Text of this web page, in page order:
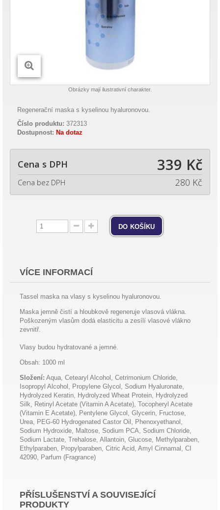
Obrázky mají ilustrativní charakter.
Regenerační maska s kyselinou hyaluronovou.
Číslo produktu: 372313
Dostupnost: Na dotaz
Cena s DPH 339 Kč
Cena bez DPH 280 Kč
do košíku
VÍCE INFORMACÍ
Tassel maska na vlasy s kyselinou hyaluronovou.
Maska jemně čistí a hloubkově regeneruje vlasová vlákna.
Poškozeným vlasům dodá elasticitu a zesílí vlasové vlákno
zevnitř.
Vlasy budou hydratované a jemné.
Obsah: 1000 ml
Složení: Aqua, Cetearyl Alcohol, Cetrimonium Chloride,
Isopropyl Alcohol, Propylene Glycol, Sodium Hyaluronate,
Hydrolyzed Keratin, Hydrolyzed Wheat Protein, Hydrolyzed
Silk, Retinyl Acetate (Vitamin A Acetate), Tocopheryl Acetate
(Vitamin E Acetate), Pentylene Glycol, Glycerin, Fructose,
Urea, PEG-60 Hydrogenated Castor Oil, Phenoxyethanol,
Sodium Hydroxide, Maltose, Sodium PCA, Sodium Chloride,
Sodium Lactate, Trehalose, Allantoin, Glucose, Methylparaben,
Ethylparaben, Propylparaben, Citric Acid, Amyl Cinnamal, CI
42090, Parfum (Fragrance)
PŘÍSLUŠENSTVÍ A SOUVISEJÍCÍ
PRODUKTY